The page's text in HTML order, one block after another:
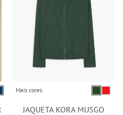
Mais cores:
JAQUETA KORA MUSGO